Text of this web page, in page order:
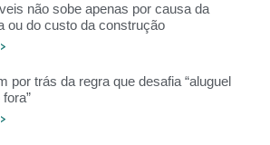
não sobe apenas por causa da
ou do custo da construção
por trás da regra que desafia “aluguel